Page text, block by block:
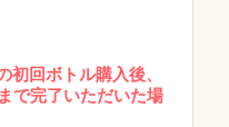
回ボトル購入後、
で完了いただいた場